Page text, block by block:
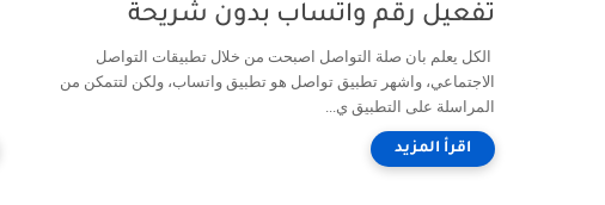
تفعيل رقم واتساب بدون شريحة
الكل يعلم بان صلة التواصل اصبحت من خلال تطبيقات التواصل
الاجتماعي، واشهر تطبيق تواصل هو تطبيق واتساب، ولكن لتتمكن من
المراسلة على التطبيق ي...